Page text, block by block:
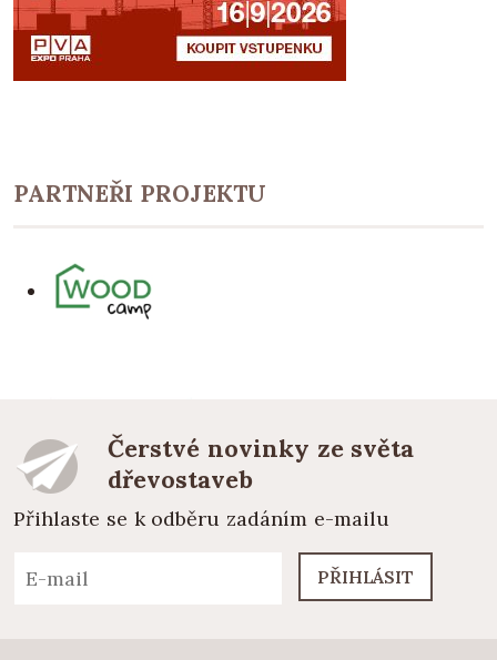
PARTNEŘI PROJEKTU
Čerstvé novinky ze světa
dřevostaveb
Přihlaste se k odběru zadáním e-mailu
PŘIHLÁSIT